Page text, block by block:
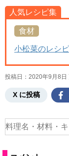
人気レシピ集
食材
小松菜のレシピ
投稿日：2020年9月8日
X に投稿